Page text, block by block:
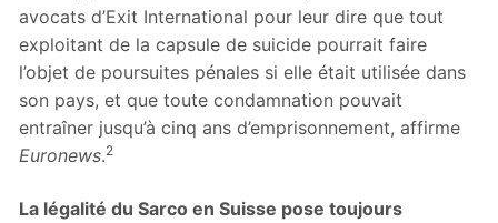
avocats d’Exit International pour leur dire que tout
exploitant de la capsule de suicide pourrait faire
l’objet de poursuites pénales si elle était utilisée dans
son pays, et que toute condamnation pouvait
entraîner jusqu’à cinq ans d’emprisonnement, affirme
Euronews.2
La légalité du Sarco en Suisse pose toujours